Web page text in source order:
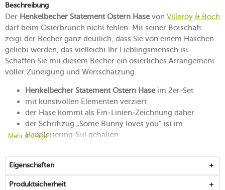
Beschreibung
Der Henkelbecher Statement Ostern Hasevon Villeroy & Boch
darf beim Osterbrunch nicht fehlen. Mit seiner Botschaft
zeigt der Becher ganz deutlich, dass Sie von einem Häschen
geliebt werden, das vielleicht Ihr Lieblingsmensch ist.
Schaffen Sie mit diesem Becher ein österliches Arrangement
voller Zuneigung und Wertschätzung.
Henkelbecher Statement Ostern Haseim 2er-Set
mit kunstvollen Elementen verziert
der Hase kommt als Ein-Linien-Zeichnung daher
der Schriftzug „Some Bunny loves you“ ist im
Handlettering-Stil gehalten
das Dekor ist von Hand aufgebracht und macht jedes
Stück zum Unikat
Mehr anzeigen
Eigenschaften
Produktsicherheit